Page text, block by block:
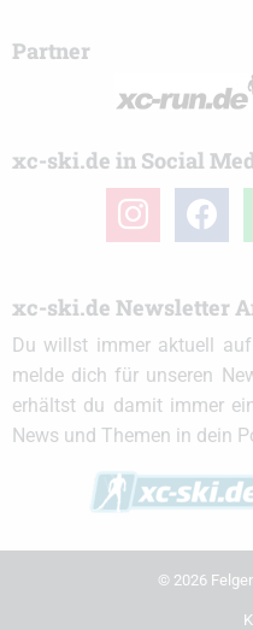
Partner
xc-ski.de in Social
instagramfacebook
xc-ski.de Newsletter
Du willst immer aktuell
melde dich für unseren
erhältst du damit immer
News und Themen in dein
© 2026